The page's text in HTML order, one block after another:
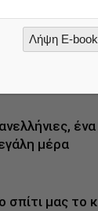
μέρα
σπίτι μας το
Λήψη E-book